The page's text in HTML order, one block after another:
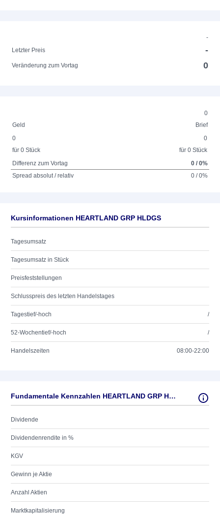
-
Letzter Preis
-
Veränderung zum Vortag 0
0
Geld
Brief
0
für 0 Stück
0
für 0 Stück
Differenz zum Vortag
0 / 0%
Spread absolut / relativ
0 / 0%
Kursinformationen HEARTLAND GRP HLDGS
Tagesumsatz
Tagesumsatz in Stück
Preisfeststellungen
Schlusspreis des letzten Handelstages
Tagestief/-hoch /
52-Wochentief/-hoch /
Handelszeiten 08:00-22:00
Fundamentale Kennzahlen HEARTLAND GRP HLDGS
Dividende
Dividendenrendite in %
KGV
Gewinn je Aktie
Anzahl Aktien
Marktkapitalisierung